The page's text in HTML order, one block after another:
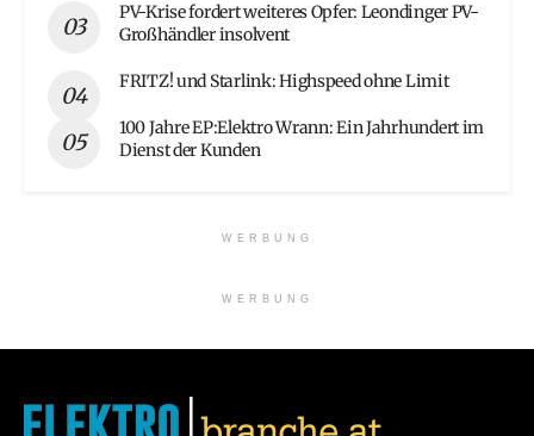
PV-Krise fordert weiteres Opfer: Leondinger PV-
Großhändler insolvent
FRITZ! und Starlink: Highspeed ohne Limit
100 Jahre EP:Elektro Wrann: Ein Jahrhundert im
Dienst der Kunden
WERBUNG
WERBUNG